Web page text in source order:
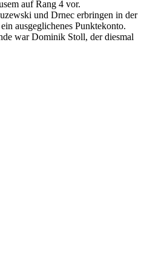
auf Rang 4 vor.
und Drnec erbringen in der
ausgeglichenes Punktekonto.
war Dominik Stoll, der diesmal